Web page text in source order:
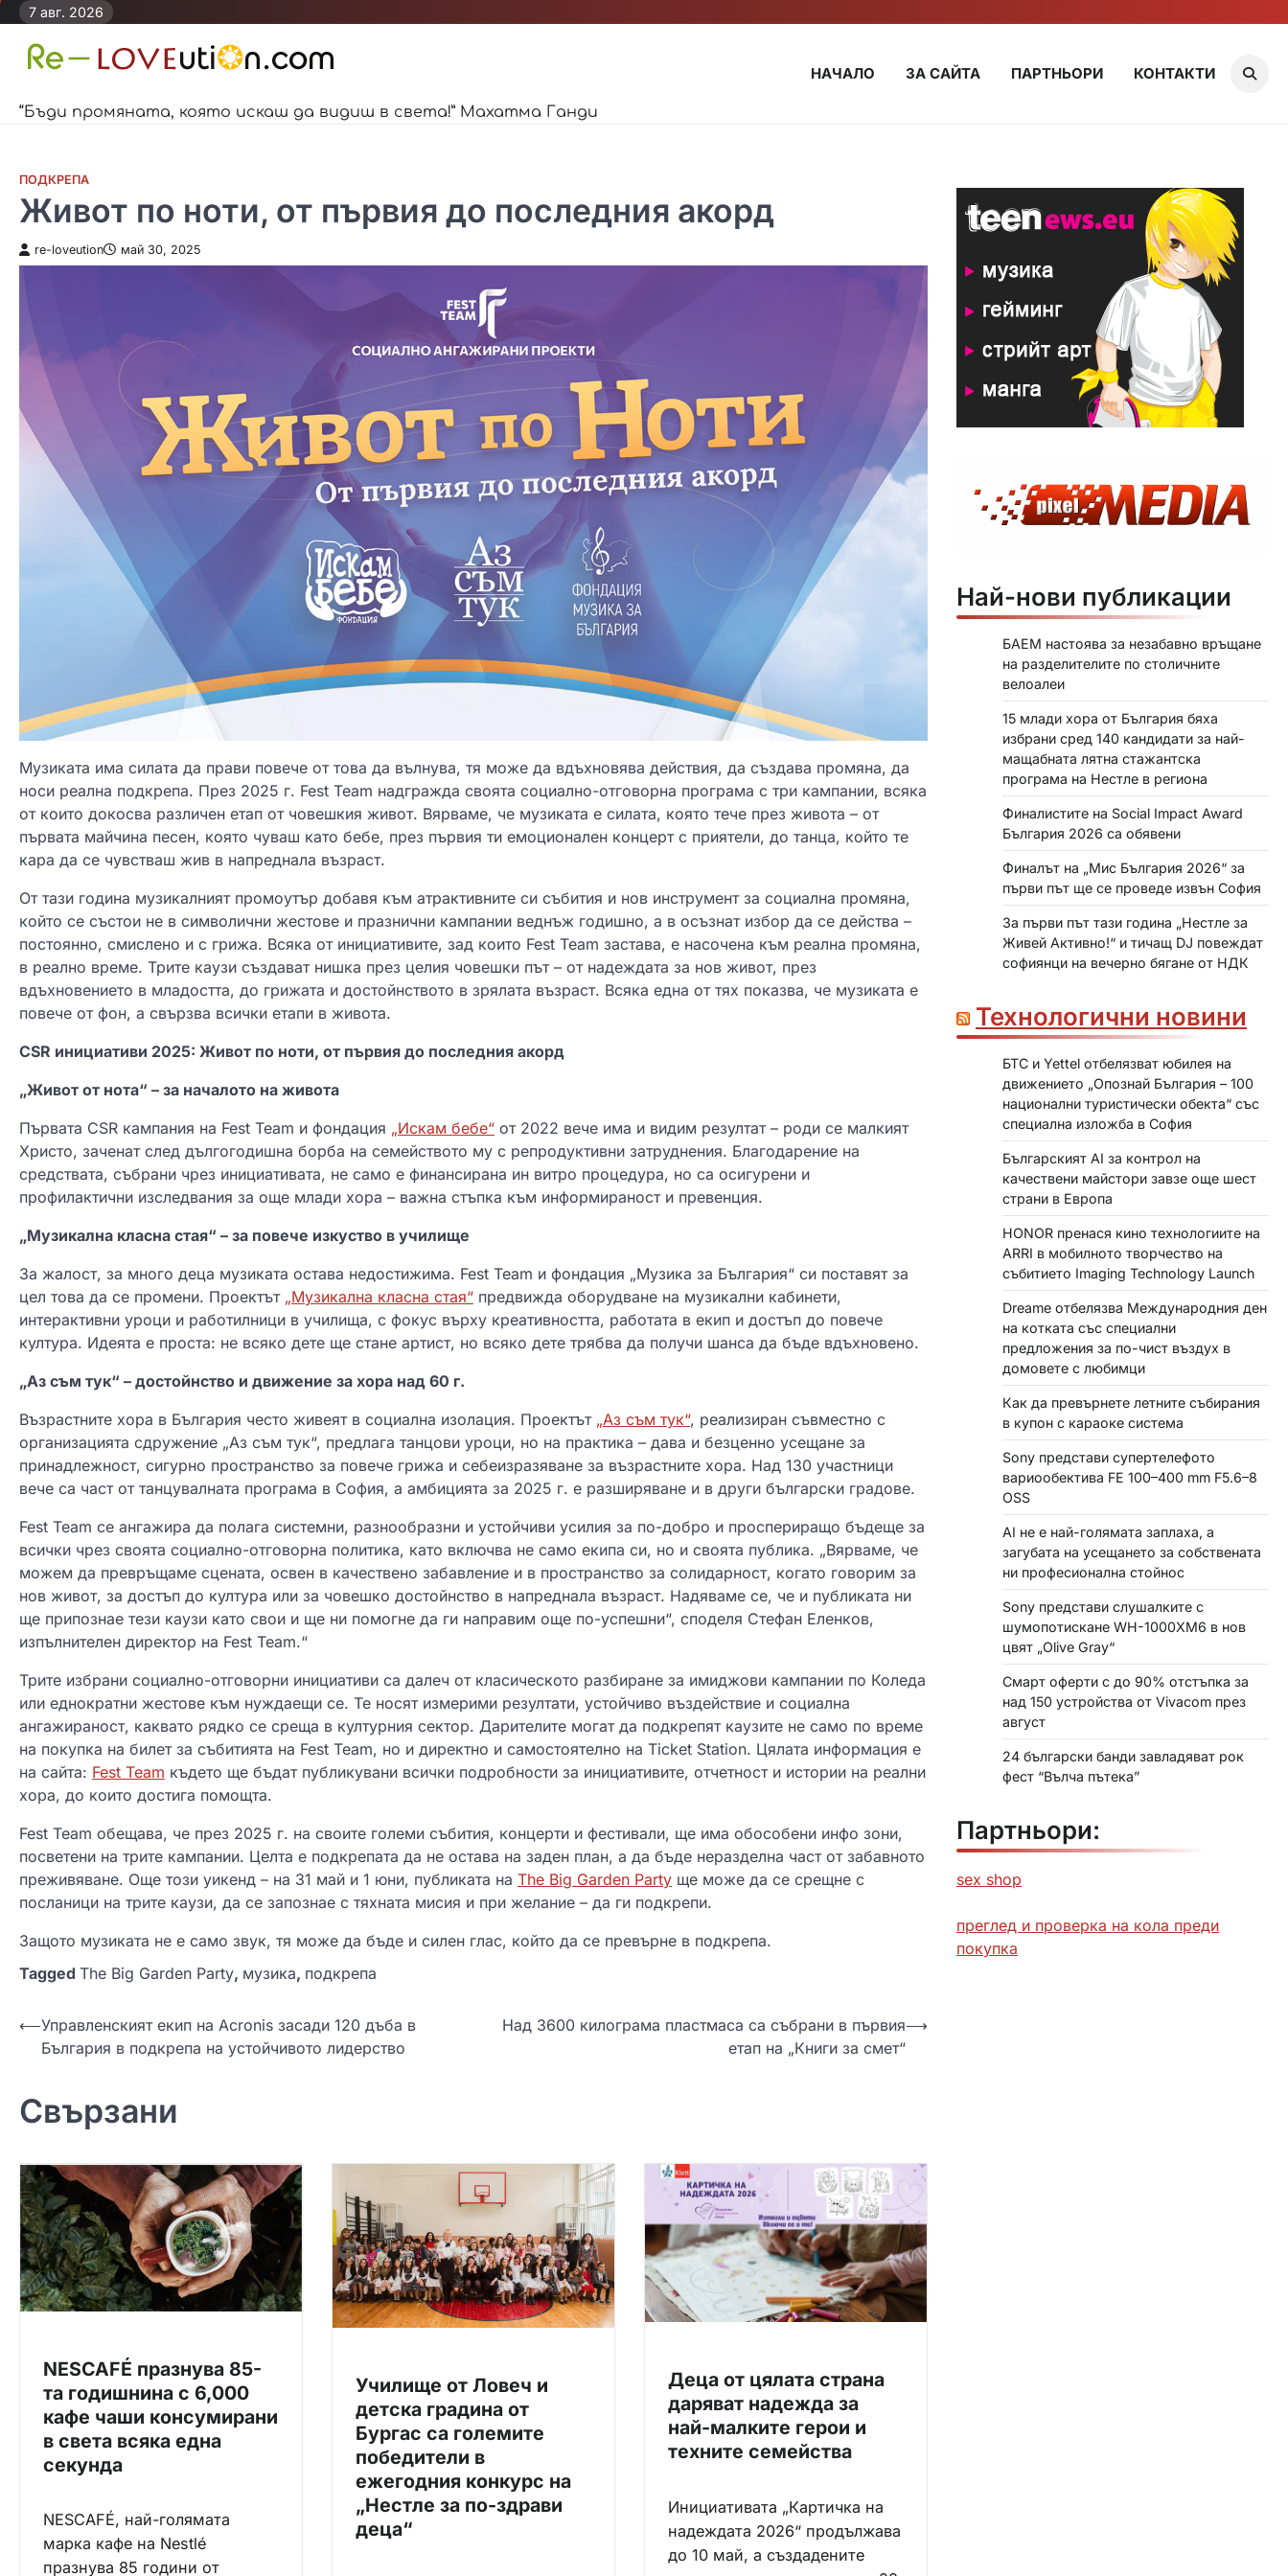
Skip
content
7 авг. 2026
“Бъди промяната, която искаш да видиш в света!” Махатма Ганди
НАЧАЛО ЗА САЙТА ПАРТНЬОРИ КОНТАКТИ
ПОДКРЕПА
Живот по ноти, от първия до последния акорд
re-loveution май 30, 2025
Музиката има силата да прави повече от това да вълнува, тя може да вдъхновява действия, да създава промяна, да
носи реална подкрепа. През 2025 г. Fest Team надгражда своята социално-отговорна програма с три кампании, всяка
от които докосва различен етап от човешкия живот. Вярваме, че музиката е силата, която тече през живота – от
първата майчина песен, която чуваш като бебе, през първия ти емоционален концерт с приятели, до танца, който те
кара да се чувстваш жив в напреднала възраст.
От тази година музикалният промоутър добавя към атрактивните си събития и нов инструмент за социална промяна,
който се състои не в символични жестове и празнични кампании веднъж годишно, а в осъзнат избор да се действа –
постоянно, смислено и с грижа. Всяка от инициативите, зад които Fest Team застава, е насочена към реална промяна,
в реално време. Трите каузи създават нишка през целия човешки път – от надеждата за нов живот, през
вдъхновението в младостта, до грижата и достойнството в зрялата възраст. Всяка една от тях показва, че музиката е
повече от фон, а свързва всички етапи в живота.
CSR инициативи 2025: Живот по ноти, от първия до последния акорд
„Живот от нота“ – за началото на живота
Първата СSR кампания на Fest Team и фондация „Искам бебе“ от 2022 вече има и видим резултат – роди се малкият
Христо, заченат след дългогодишна борба на семейството му с репродуктивни затруднения. Благодарение на
средствата, събрани чрез инициативата, не само е финансирана ин витро процедура, но са осигурени и
профилактични изследвания за още млади хора – важна стъпка към информираност и превенция.
„Музикална класна стая“ – за повече изкуство в училище
За жалост, за много деца музиката остава недостижима. Fest Team и фондация „Музика за България“ си поставят за
цел това да се промени. Проектът „Музикална класна стая“ предвижда оборудване на музикални кабинети,
интерактивни уроци и работилници в училища, с фокус върху креативността, работата в екип и достъп до повече
култура. Идеята е проста: не всяко дете ще стане артист, но всяко дете трябва да получи шанса да бъде вдъхновено.
„Аз съм тук“ – достойнство и движение за хора над 60 г.
Възрастните хора в България често живеят в социална изолация. Проектът „Аз съм тук“, реализиран съвместно с
организацията сдружение „Аз съм тук“, предлага танцови уроци, но на практика – дава и безценно усещане за
принадлежност, сигурно пространство за повече грижа и себеизразяване за възрастните хора. Над 130 участници
вече са част от танцувалната програма в София, а амбицията за 2025 г. е разширяване и в други български градове.
Fest Team се ангажира да полага системни, разнообразни и устойчиви усилия за по-добро и проспериращо бъдеще за
всички чрез своята социално-отговорна политика, като включва не само екипа си, но и своята публика. „Вярваме, че
можем да превръщаме сцената, освен в качествено забавление и в пространство за солидарност, когато говорим за
нов живот, за достъп до култура или за човешко достойнство в напреднала възраст. Надяваме се, че и публиката ни
ще припознае тези каузи като свои и ще ни помогне да ги направим още по-успешни“, споделя Стефан Еленков,
изпълнителен директор на Fest Team.“
Трите избрани социално-отговорни инициативи са далеч от класическото разбиране за имиджови кампании по Коледа
или еднократни жестове към нуждаещи се. Те носят измерими резултати, устойчиво въздействие и социална
ангажираност, каквато рядко се среща в културния сектор. Дарителите могат да подкрепят каузите не само по време
на покупка на билет за събитията на Fest Team, но и директно и самостоятелно на Ticket Station. Цялата информация е
на сайта: Fest Team където ще бъдат публикувани всички подробности за инициативите, отчетност и истории на реални
хора, до които достига помощта.
Fest Team обещава, че през 2025 г. на своите големи събития, концерти и фестивали, ще има обособени инфо зони,
посветени на трите кампании. Целта е подкрепата да не остава на заден план, а да бъде неразделна част от забавното
преживяване. Още този уикенд – на 31 май и 1 юни, публиката на The Big Garden Party ще може да се срещне с
посланици на трите каузи, да се запознае с тяхната мисия и при желание – да ги подкрепи.
Защото музиката не е само звук, тя може да бъде и силен глас, който да се превърне в подкрепа.
Tagged The Big Garden Party, музика, подкрепа
Н
и
а
ц
и
я
⟵Управленският екип на Acronis засади 120 дъба в
България в подкрепа на устойчивото лидерство
Над 3600 килограма пластмаса са събрани в първия
етап на „Книги за смет“
⟶
Свързани
NESCAFÉ празнува 85-
та годишнина с 6,000
кафе чаши консумирани
в света всяка една
секунда
NESCAFÉ, най-голямата
марка кафе на Nestlé
празнува 85 години от
Училище от Ловеч и
детска градина от
Бургас са големите
победители в
ежегодния конкурс на
„Нестле за по-здрави
деца“
Деца от цялата страна
даряват надежда за
най-малките герои и
техните семейства
Инициативата „Картичка на
надеждата 2026“ продължава
до 10 май, а създадените
Най-нови публикации
БАЕМ настоява за незабавно връщане
на разделителите по столичните
велоалеи
15 млади хора от България бяха
избрани сред 140 кандидати за най-
мащабната лятна стажантска
програма на Нестле в региона
Финалистите на Social Impact Award
България 2026 са обявени
Финалът на „Мис България 2026“ за
първи път ще се проведе извън София
За първи път тази година „Нестле за
Живей Активно!“ и тичащ DJ повеждат
софиянци на вечерно бягане от НДК
Технологични новини
БТС и Yettel отбелязват юбилея на
движението „Опознай България – 100
национални туристически обекта“ със
специална изложба в София
Българският AI за контрол на
качествени майстори завзе още шест
страни в Европа
HONOR пренася кино технологиите на
ARRI в мобилното творчество на
събитието Imaging Technology Launch
Dreame отбелязва Международния ден
на котката със специални
предложения за по-чист въздух в
домовете с любимци
Как да превърнете летните събирания
в купон с караоке система
Sony представи супертелефото
вариообектива FE 100–400 mm F5.6–8
OSS
AI не е най-голямата заплаха, а
загубата на усещането за собствената
ни професионална стойнос
Sony представи слушалките с
шумопотискане WH-1000XM6 в нов
цвят „Olive Gray“
Смарт оферти с до 90% отстъпка за
над 150 устройства от Vivacom през
август
24 български банди завладяват рок
фест “Вълча пътека”
Партньори:
sex shop
преглед и проверка на кола преди
покупка